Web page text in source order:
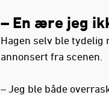
– En ære jeg
Hagen selv ble tydelig
annonsert fra scenen.
– Jeg ble både